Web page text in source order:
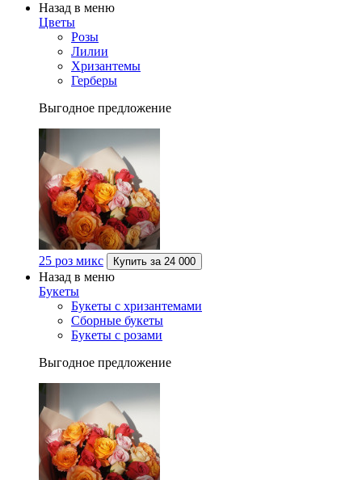
Назад в меню
Цветы
Розы
Лилии
Хризантемы
Герберы
Выгодное предложение
25 роз микс Купить за 24 000
Назад в меню
Букеты
Букеты с хризантемами
Сборные букеты
Букеты с розами
Выгодное предложение